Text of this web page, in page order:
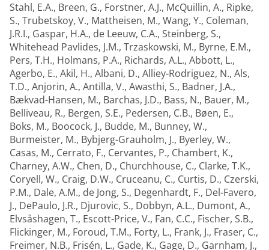
Stahl, E.A., Breen, G., Forstner, A.J., McQuillin, A., Ripke,
S., Trubetskoy, V., Mattheisen, M., Wang, Y., Coleman,
J.R.I., Gaspar, H.A., de Leeuw, C.A., Steinberg, S.,
Whitehead Pavlides, J.M., Trzaskowski, M., Byrne, E.M.,
Pers, T.H., Holmans, P.A., Richards, A.L., Abbott, L.,
Agerbo, E., Akil, H., Albani, D., Alliey-Rodriguez, N., Als,
T.D., Anjorin, A., Antilla, V., Awasthi, S., Badner, J.A.,
Bækvad-Hansen, M., Barchas, J.D., Bass, N., Bauer, M.,
Belliveau, R., Bergen, S.E., Pedersen, C.B., Bøen, E.,
Boks, M., Boocock, J., Budde, M., Bunney, W.,
Burmeister, M., Bybjerg-Grauholm, J., Byerley, W.,
Casas, M., Cerrato, F., Cervantes, P., Chambert, K.,
Charney, A.W., Chen, D., Churchhouse, C., Clarke, T.K.,
Coryell, W., Craig, D.W., Cruceanu, C., Curtis, D., Czerski,
P.M., Dale, A.M., de Jong, S., Degenhardt, F., Del-Favero,
J., DePaulo, J.R., Djurovic, S., Dobbyn, A.L., Dumont, A.,
Elvsåshagen, T., Escott-Price, V., Fan, C.C., Fischer, S.B.,
Flickinger, M., Foroud, T.M., Forty, L., Frank, J., Fraser, C.,
Freimer, N.B., Frisén, L., Gade, K., Gage, D., Garnham, J.,